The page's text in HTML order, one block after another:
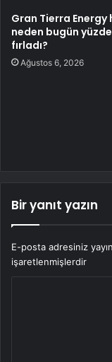
Gran Tierra Energy
neden bugün
fırladı?
Ağustos 6, 2026
Bir yanıt yazın
E-posta adresiniz
işaretlenmişlerdir